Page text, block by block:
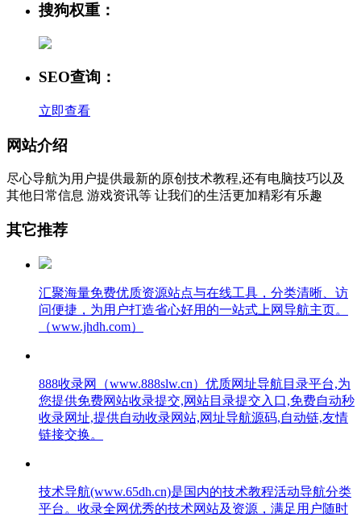
搜狗权重：
SEO查询：
立即查看
网站介绍
尽心导航为用户提供最新的原创技术教程,还有电脑技巧以及
其他日常信息 游戏资讯等 让我们的生活更加精彩有乐趣
其它推荐
汇聚海量免费优质资源站点与在线工具，分类清晰、访
问便捷，为用户打造省心好用的一站式上网导航主页。
（www.jhdh.com）
888收录网（www.888slw.cn）优质网址导航目录平台,为
您提供免费网站收录提交,网站目录提交入口,免费自动秒
收录网址,提供自动收录网站,网址导航源码,自动链,友情
链接交换。
技术导航(www.65dh.cn)是国内的技术教程活动导航分类
平台。收录全网优秀的技术网站及资源，满足用户随时